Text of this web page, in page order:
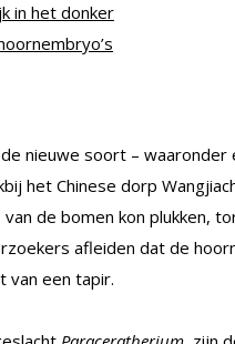
in het donker
nieuwe soort –
het Chinese dorp
de bomen kon plukken,
afleiden dat de
van een tapir.